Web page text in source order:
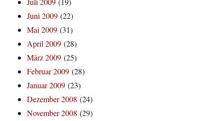
Juni 2009 (22)
Mai 2009 (31)
April 2009 (28)
März 2009 (25)
Februar 2009 (28)
Januar 2009 (23)
Dezember 2008 (24)
November 2008 (29)